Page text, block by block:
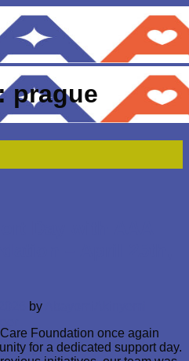
prague
Day with AAA
– April 25th,
by
Foundation once again
for a dedicated support day.